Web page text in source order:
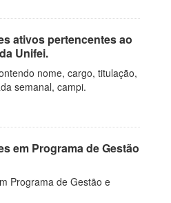
ativos pertencentes ao
Unifei.
nome, cargo, titulação,
semanal, campi.
em Programa de Gestão
Programa de Gestão e